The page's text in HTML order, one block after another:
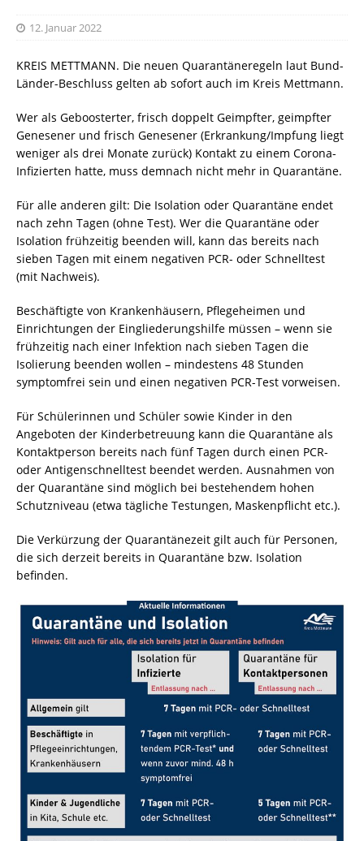
12. Januar 2022
KREIS METTMANN. Die neuen Quarantäneregeln laut Bund-
Länder-Beschluss gelten ab sofort auch im Kreis Mettmann.
Wer als Geboosterter, frisch doppelt Geimpfter, geimpfter
Genesener und frisch Genesener (Erkrankung/Impfung liegt
weniger als drei Monate zurück) Kontakt zu einem Corona-
Infizierten hatte, muss demnach nicht mehr in Quarantäne.
Für alle anderen gilt: Die Isolation oder Quarantäne endet
nach zehn Tagen (ohne Test). Wer die Quarantäne oder
Isolation frühzeitig beenden will, kann das bereits nach
sieben Tagen mit einem negativen PCR- oder Schnelltest
(mit Nachweis).
Beschäftigte von Krankenhäusern, Pflegeheimen und
Einrichtungen der Eingliederungshilfe müssen – wenn sie
frühzeitig nach einer Infektion nach sieben Tagen die
Isolierung beenden wollen – mindestens 48 Stunden
symptomfrei sein und einen negativen PCR-Test vorweisen.
Für Schülerinnen und Schüler sowie Kinder in den
Angeboten der Kinderbetreuung kann die Quarantäne als
Kontaktperson bereits nach fünf Tagen durch einen PCR-
oder Antigenschnelltest beendet werden. Ausnahmen von
der Quarantäne sind möglich bei bestehendem hohen
Schutzniveau (etwa tägliche Testungen, Maskenpflicht etc.).
Die Verkürzung der Quarantänezeit gilt auch für Personen,
die sich derzeit bereits in Quarantäne bzw. Isolation
befinden.